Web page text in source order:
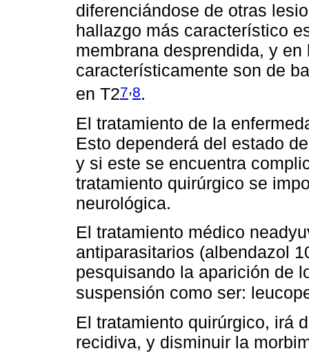
diferenciándose de otras
hallazgo más característico
membrana desprendida, y
característicamente son de
en T27,8.
El tratamiento de la
Esto dependerá del estado
y si este se encuentra
tratamiento quirúrgico se
neurológica.
El tratamiento médico
antiparasitarios (albendazol
pesquisando la aparición de
suspensión como ser:
El tratamiento quirúrgico, irá
recidiva, y disminuir la